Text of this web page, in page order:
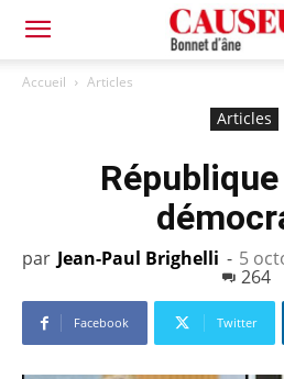
Bonnet
Accueil Articles
Articles
par Jean-Paul Brighelli - 5
264
Facebook Twitter